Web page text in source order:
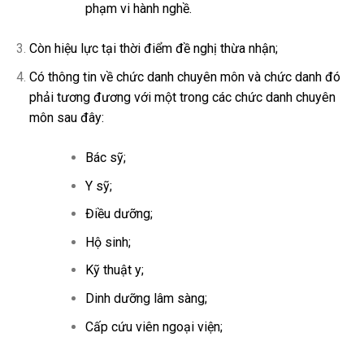
phạm vi hành nghề.
Còn hiệu lực tại thời điểm đề nghị thừa nhận;
Có thông tin về chức danh chuyên môn và chức danh đó
phải tương đương với một trong các chức danh chuyên
môn sau đây:
Bác sỹ;
Y sỹ;
Điều dưỡng;
Hộ sinh;
Kỹ thuật y;
Dinh dưỡng lâm sàng;
Cấp cứu viên ngoại viện;